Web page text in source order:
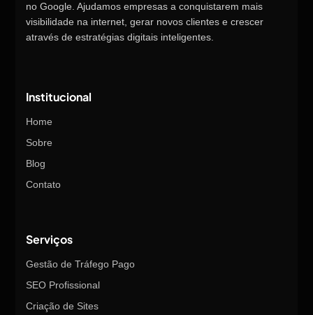
no Google. Ajudamos empresas a conquistarem mais
visibilidade na internet, gerar novos clientes e crescer
através de estratégias digitais inteligentes.
Institucional
Home
Sobre
Blog
Contato
Serviços
Gestão de Tráfego Pago
SEO Profissional
Criação de Sites